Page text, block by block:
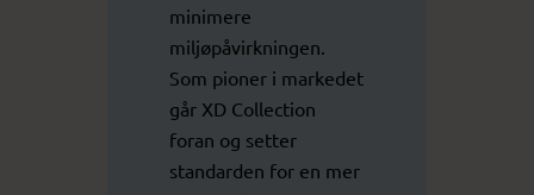
minimere
miljøpåvirkningen.
Som pioner i markedet
går XD Collection
foran og setter
standarden for en mer